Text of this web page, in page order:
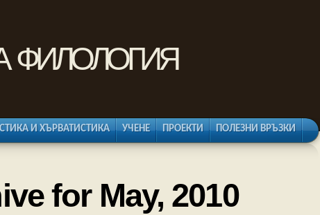
филология
И ХЪРВАТИСТИКА УЧЕНЕ ПРОЕКТИ ПОЛЕЗНИ ВРЪЗКИ
for May, 2010